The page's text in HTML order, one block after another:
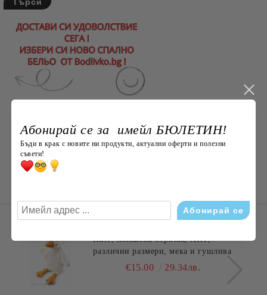
НОВО ОТ Bodlivko. bg
Пате, плюшена играчка, ХИТ,
различни размери, мека и гушлива
€15.00 29.34лв.
Абонирай се за имейл БЮЛЕТИН!
Бъди в крак с новите ни продукти, актуални оферти и полезни
съвети!